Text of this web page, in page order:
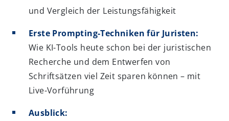
und Vergleich der Leistungsfähigkeit
Erste Prompting-Techniken für Juristen:
Wie KI-Tools heute schon bei der juristischen
Recherche und dem Entwerfen von
Schriftsätzen viel Zeit sparen können – mit
Live-Vorführung
Ausblick: